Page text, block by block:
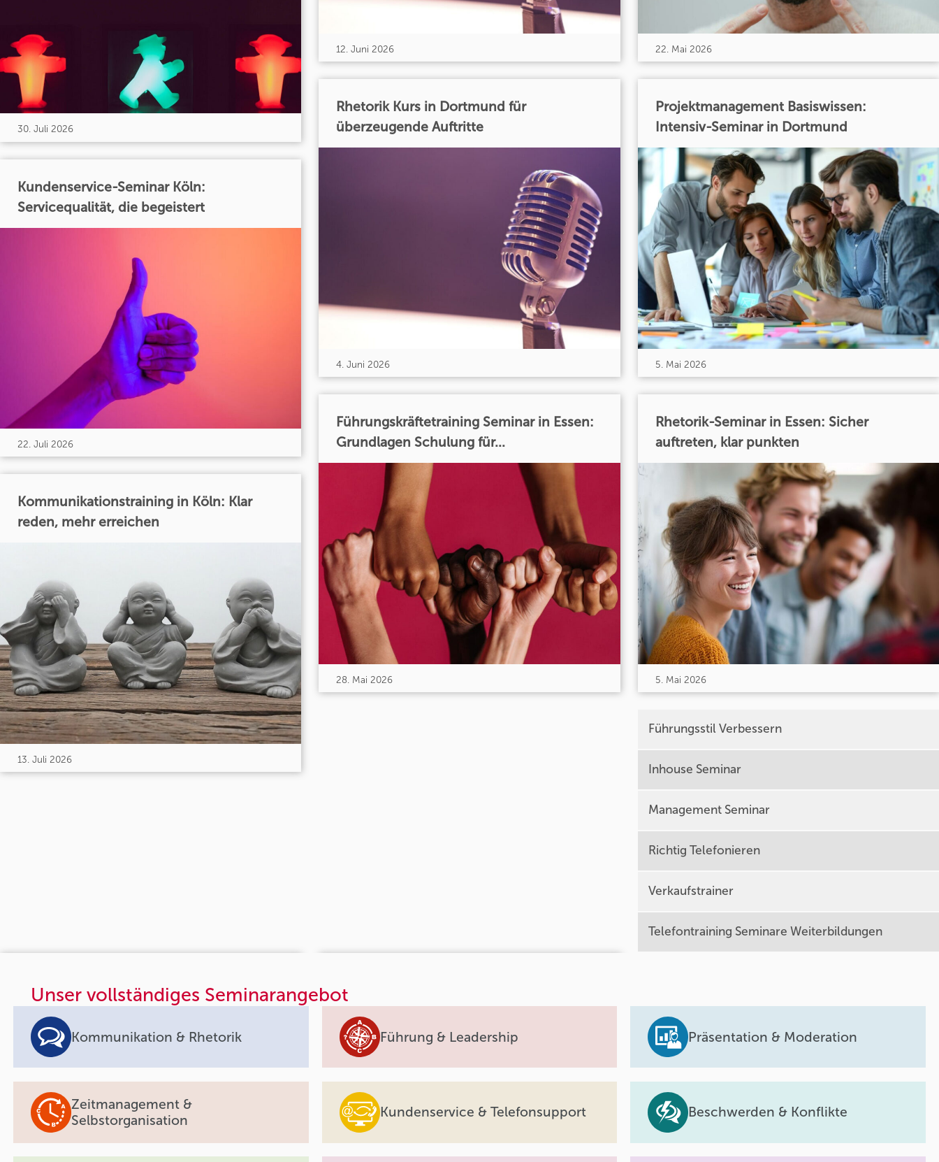
30. Juli 2026
Kundenservice-Seminar Köln:
Servicequalität, die begeistert
22. Juli 2026
Kommunikationstraining in Köln: Klar
reden, mehr erreichen
13. Juli 2026
12. Juni 2026
Rhetorik Kurs in Dortmund für
überzeugende Auftritte
4. Juni 2026
Führungskräftetraining Seminar in Essen:
Grundlagen Schulung für...
28. Mai 2026
22. Mai 2026
Projektmanagement Basiswissen:
Intensiv-Seminar in Dortmund
5. Mai 2026
Rhetorik-Seminar in Essen: Sicher
auftreten, klar punkten
5. Mai 2026
Führungsstil Verbessern
Inhouse Seminar
Management Seminar
Richtig Telefonieren
Verkaufstrainer
Telefontraining Seminare Weiterbildungen
Unser vollständiges Seminarangebot
Kommunikation & Rhetorik Führung & Leadership Präsentation & Moderation
Zeitmanagement &
Selbstorganisation
Kundenservice & Telefonsupport Beschwerden & Konflikte